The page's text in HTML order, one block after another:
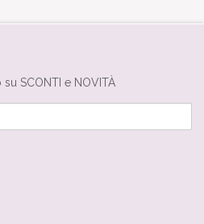
SCONTI e NOVITÀ